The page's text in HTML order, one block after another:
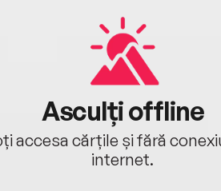
Asculți offline
accesa cărțile și fără
internet.